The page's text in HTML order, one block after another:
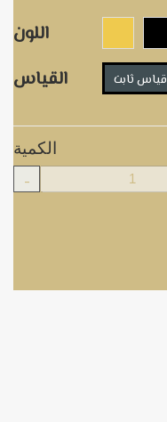
اللون
القياس
قياس ثابت
الكمية
-